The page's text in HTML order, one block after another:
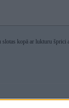
kopā ar lukturu šprici